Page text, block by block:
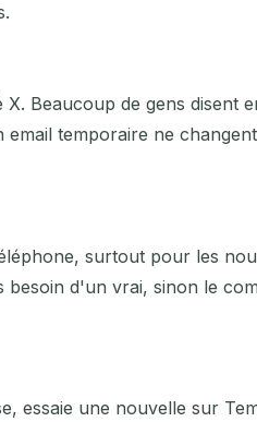
Beaucoup de gens disent
temporaire ne
surtout pour les
d'un vrai, sinon le
essaie une nouvelle sur